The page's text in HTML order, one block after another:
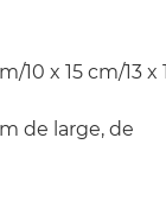
10 x 15 cm/13
de large, de